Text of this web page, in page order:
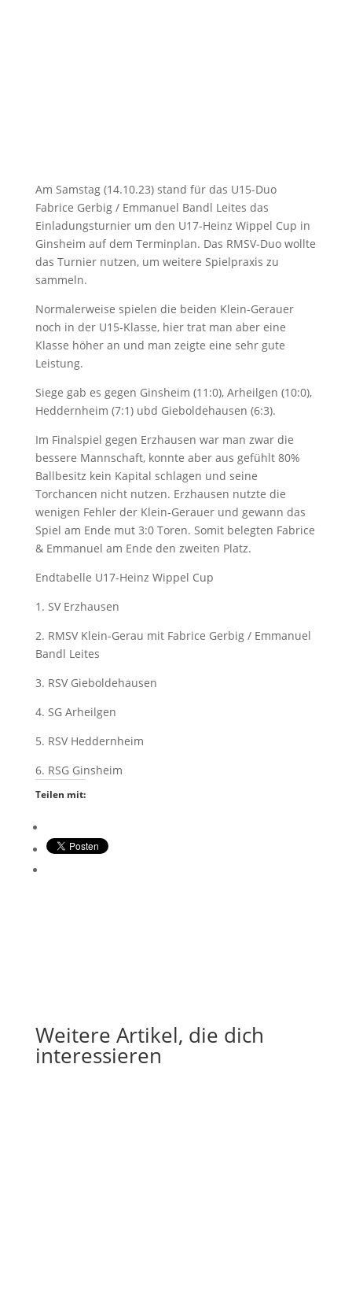
Am Samstag (14.10.23) stand für das U15-Duo
Fabrice Gerbig / Emmanuel Bandl Leites das
Einladungsturnier um den U17-Heinz Wippel Cup in
Ginsheim auf dem Terminplan. Das RMSV-Duo wollte
das Turnier nutzen, um weitere Spielpraxis zu
sammeln.
Normalerweise spielen die beiden Klein-Gerauer
noch in der U15-Klasse, hier trat man aber eine
Klasse höher an und man zeigte eine sehr gute
Leistung.
Siege gab es gegen Ginsheim (11:0), Arheilgen (10:0),
Heddernheim (7:1) ubd Gieboldehausen (6:3).
Im Finalspiel gegen Erzhausen war man zwar die
bessere Mannschaft, konnte aber aus gefühlt 80%
Ballbesitz kein Kapital schlagen und seine
Torchancen nicht nutzen. Erzhausen nutzte die
wenigen Fehler der Klein-Gerauer und gewann das
Spiel am Ende mut 3:0 Toren. Somit belegten Fabrice
& Emmanuel am Ende den zweiten Platz.
Endtabelle U17-Heinz Wippel Cup
1. SV Erzhausen
2. RMSV Klein-Gerau mit Fabrice Gerbig / Emmanuel
Bandl Leites
3. RSV Gieboldehausen
4. SG Arheilgen
5. RSV Heddernheim
6. RSG Ginsheim
Teilen mit:
Weitere Artikel, die dich
interessieren